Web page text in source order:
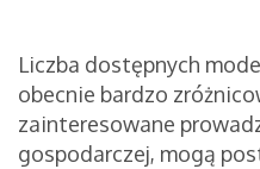
Liczba dostępnych
obecnie bardzo
zainteresowane
gospodarczej, mogą